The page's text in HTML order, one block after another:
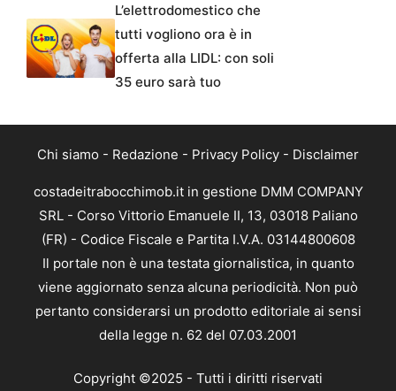
L’elettrodomestico che
tutti vogliono ora è in
offerta alla LIDL: con soli
35 euro sarà tuo
Chi siamo - Redazione - Privacy Policy - Disclaimer
costadeitrabocchimob.it in gestione DMM COMPANY
SRL - Corso Vittorio Emanuele II, 13, 03018 Paliano
(FR) - Codice Fiscale e Partita I.V.A. 03144800608
Il portale non è una testata giornalistica, in quanto
viene aggiornato senza alcuna periodicità. Non può
pertanto considerarsi un prodotto editoriale ai sensi
della legge n. 62 del 07.03.2001
Copyright ©2025 - Tutti i diritti riservati